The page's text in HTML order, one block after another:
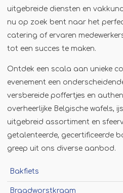
Chocolademelkkraam
Espressobar
Glühweinkraam
Hotdogkraam
IJscokar
Jägermeister-tap
Kebabgrill
Partytrailer
Poffertjes
uitgebreide diensten en
nu op zoek bent naar het
catering of ervaren
tot een succes te maken.
Ontdek een scala aan unieke
evenement een
versbereide poffertjes en
overheerlijke Belgische wafels,
uitgebreid assortiment en
getalenteerde, gecertificeerde
greep uit ons diverse aanbod.
Bakfiets
Braadworstkraam